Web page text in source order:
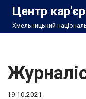
Перейти
Центр
Хмельницький
19.10.2021